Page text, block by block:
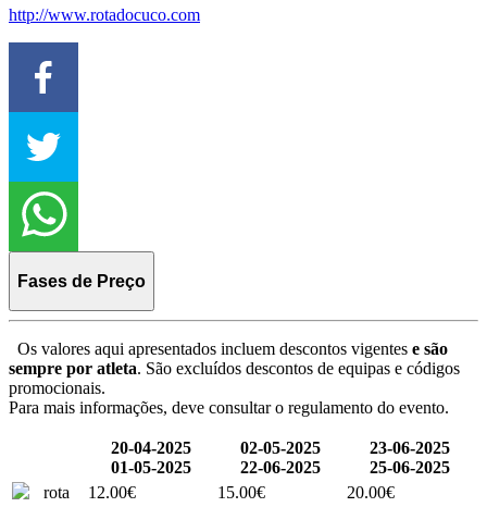
http://www.rotadocuco.com
Fases de Preço
Os valores aqui apresentados incluem descontos vigentes e são
sempre por atleta. São excluídos descontos de equipas e códigos
promocionais.
Para mais informações, deve consultar o regulamento do evento.
20-04-2025
01-05-2025
02-05-2025
22-06-2025
23-06-2025
25-06-2025
rota
12.00€ 15.00€
20.00€